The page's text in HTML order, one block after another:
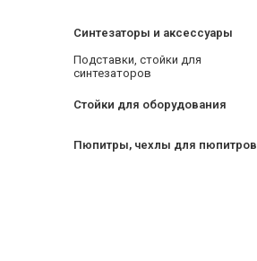
Синтезаторы и аксессуары
Подставки, стойки для
синтезаторов
Стойки для оборудования
Пюпитры, чехлы для пюпитров